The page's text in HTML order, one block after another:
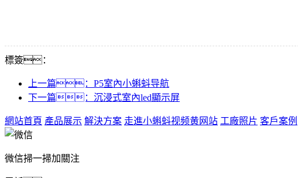
標簽：
上一篇：P5室內小蝌蚪导航
下一篇：沉浸式室內led顯示屏
網站首頁 產品展示 解決方案 走進小蝌蚪视频黄网站 工廠照片 客戶案例
微信掃一掃加關注